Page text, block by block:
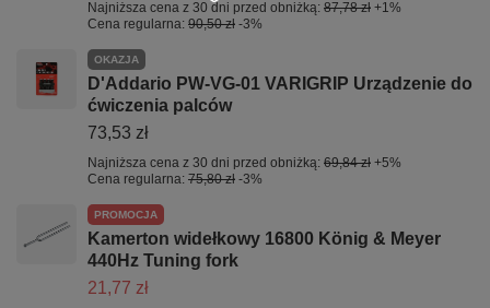
Najniższa cena z 30 dni przed obniżką: 87,78 zł +1%
Cena regularna: 90,50 zł -3%
OKAZJA
D'Addario PW-VG-01 VARIGRIP Urządzenie do
ćwiczenia palców
73,53 zł
Najniższa cena z 30 dni przed obniżką: 69,84 zł +5%
Cena regularna: 75,80 zł -3%
PROMOCJA
Kamerton widełkowy 16800 König & Meyer
440Hz Tuning fork
21,77 zł